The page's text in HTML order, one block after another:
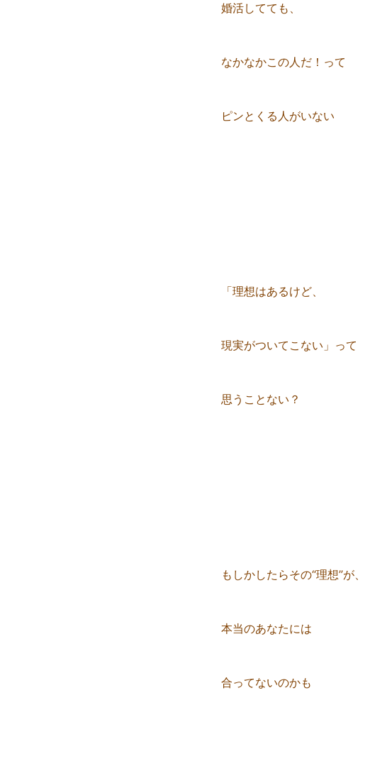
婚活してても、
なかなかこの人だ！って
ピンとくる人がいない
「理想はあるけど、
現実がついてこない」って
思うことない？
もしかしたらその“理想”が、
本当のあなたには
合ってないのかも